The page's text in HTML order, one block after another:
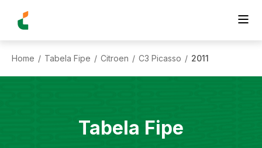
Home / Tabela Fipe / Citroen / C3 Picasso / 2011
Tabela Fipe